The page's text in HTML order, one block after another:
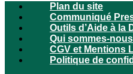
Plan du site
Communiqué
Outils d’Aide à la
Qui sommes-
CGV et Mentions
Politique de